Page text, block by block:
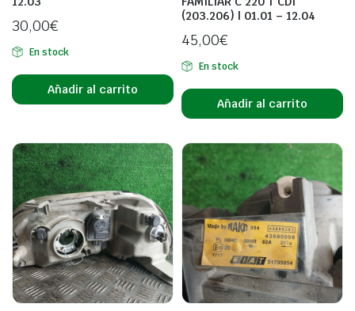
30,00€
En stock
Añadir al carrito
(203.206) | 01.01 – 12.04
45,00€
En stock
Añadir al carrito